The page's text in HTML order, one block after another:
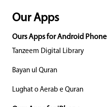
Our Apps
Ours Apps for Android Phone
Tanzeem Digital Library
Bayan ul Quran
Lughat o Aerab e Quran